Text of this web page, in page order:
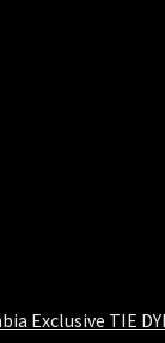
Exclusive TIE